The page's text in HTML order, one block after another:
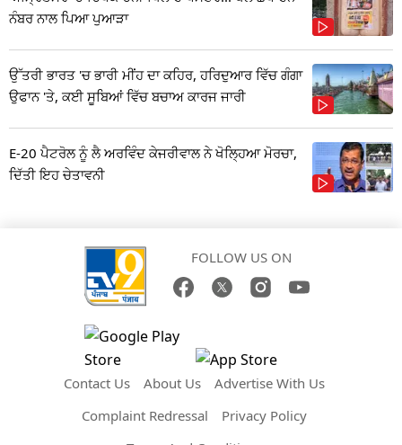
ਨੰਬਰ ਨਾਲ ਪਿਆ ਪੁਆੜਾ
ਉੱਤਰੀ ਭਾਰਤ 'ਚ ਭਾਰੀ ਮੀਂਹ ਦਾ ਕਹਿਰ, ਹਰਿਦੁਆਰ ਵਿੱਚ ਗੰਗਾ
ਉਫਾਨ 'ਤੇ, ਕਈ ਸੂਬਿਆਂ ਵਿੱਚ ਬਚਾਅ ਕਾਰਜ ਜਾਰੀ
E-20 ਪੈਟਰੋਲ ਨੂੰ ਲੈ ਅਰਵਿੰਦ ਕੇਜਰੀਵਾਲ ਨੇ ਖੋਲ੍ਹਿਆ ਮੋਰਚਾ,
ਦਿੱਤੀ ਇਹ ਚੇਤਾਵਨੀ
FOLLOW US ON
Contact Us About Us
Advertise With Us
Complaint Redressal
Privacy Policy